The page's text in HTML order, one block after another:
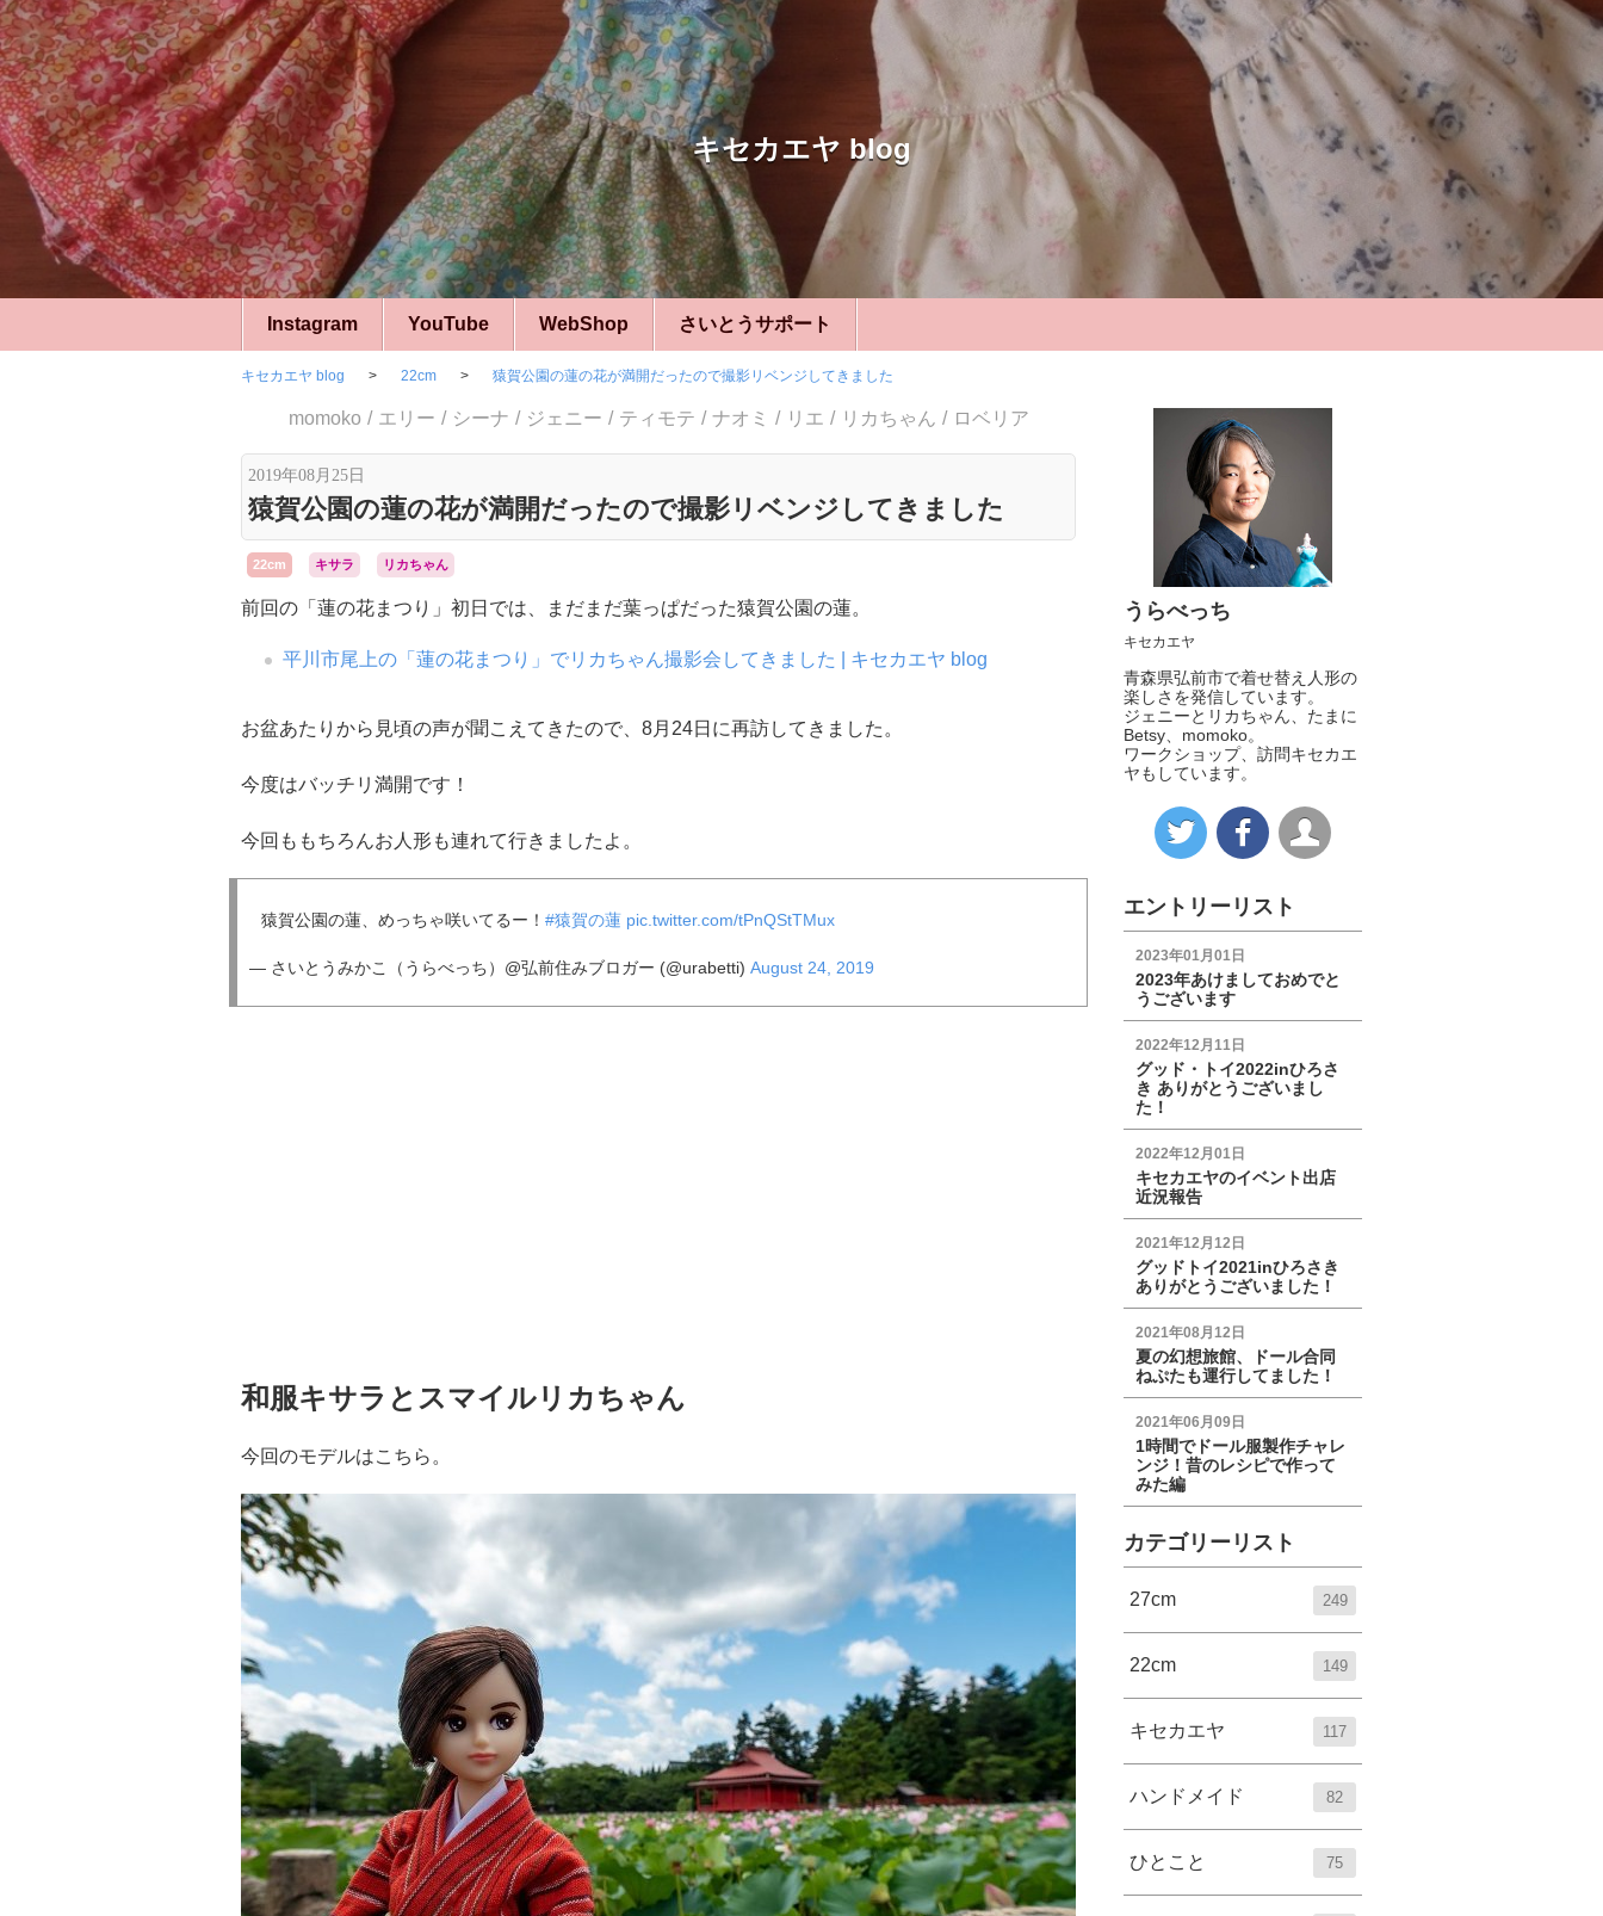
キセカエヤ blog
Instagram YouTube WebShop さいとうサポート
キセカエヤ blog 22cm 猿賀公園の蓮の花が満開だったので撮影リベンジしてきました
momoko エリー シーナ ジェニー ティモテ ナオミ リエ リカちゃん ロベリア
2019年08月25日
猿賀公園の蓮の花が満開だったので撮影リベンジしてきました
22cm キサラ リカちゃん
前回の「蓮の花まつり」初日では、まだまだ葉っぱだった猿賀公園の蓮。
平川市尾上の「蓮の花まつり」でリカちゃん撮影会してきました | キセカエヤ blog
お盆あたりから見頃の声が聞こえてきたので、8月24日に再訪してきました。
今度はバッチリ満開です！
今回ももちろんお人形も連れて行きましたよ。
猿賀公園の蓮、めっちゃ咲いてるー！ #猿賀の蓮 pic.twitter.com/tPnQStTMux
— さいとうみかこ（うらべっち）@弘前住みブロガー (@urabetti) August 24, 2019
和服キサラとスマイルリカちゃん
今回のモデルはこちら。
うらべっち
キセカエヤ
青森県弘前市で着せ替え人形の
楽しさを発信しています。
ジェニーとリカちゃん、たまに
Betsy、momoko。
ワークショップ、訪問キセカエ
ヤもしています。
エントリーリスト
2023年01月01日
2023年あけましておめでと
うございます
2022年12月11日
グッド・トイ2022inひろさ
き ありがとうございまし
た！
2022年12月01日
キセカエヤのイベント出店
近況報告
2021年12月12日
グッドトイ2021inひろさき
ありがとうございました！
2021年08月12日
夏の幻想旅館、ドール合同
ねぷたも運行してました！
2021年06月09日
1時間でドール服製作チャレ
ンジ！昔のレシピで作って
みた編
カテゴリーリスト
27cm 249
22cm 149
キセカエヤ 117
ハンドメイド 82
ひとこと 75